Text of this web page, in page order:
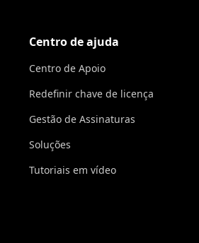
Centro de ajuda
Centro de Apoio
Redefinir chave de licença
Gestão de Assinaturas
Soluções
Tutoriais em vídeo